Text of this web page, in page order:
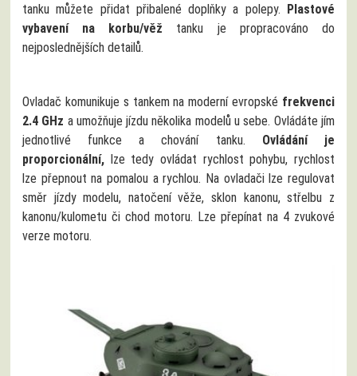
tanku můžete přidat přibalené doplňky a polepy. Plastové
vybavení na korbu/věž tanku je propracováno do
nejposlednějších detailů.
Ovladač komunikuje s tankem na moderní evropské frekvenci
2.4 GHz a umožňuje jízdu několika modelů u sebe. Ovládáte jím
jednotlivé funkce a chování tanku. Ovládání je
proporcionální, lze tedy ovládat rychlost pohybu, rychlost
lze přepnout na pomalou a rychlou. Na ovladači lze regulovat
směr jízdy modelu, natočení věže, sklon kanonu, střelbu z
kanonu/kulometu či chod motoru. Lze přepínat na 4 zvukové
verze motoru.